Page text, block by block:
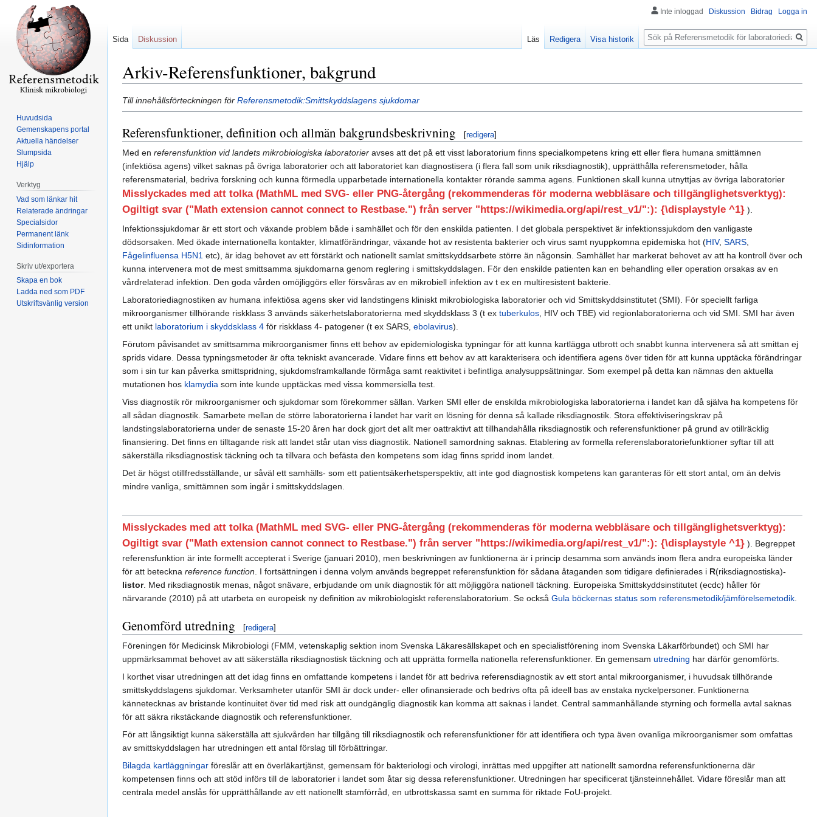
Arkiv-Referensfunktioner, bakgrund
Hoppa
till
navigering
Hoppa
till
sök
Till innehållsförteckningen för Referensmetodik:Smittskyddslagens sjukdomar
Referensfunktioner, definition och allmän bakgrundsbeskrivning [redigera]
Med en referensfunktion vid landets mikrobiologiska laboratorier avses att det på ett visst laboratorium finns specialkompetens kring ett eller flera humana smittämnen
(infektiösa agens) vilket saknas på övriga laboratorier och att laboratoriet kan diagnostisera (i flera fall som unik riksdiagnostik), upprätthålla referensmetoder, hålla
referensmaterial, bedriva forskning och kunna förmedla upparbetade internationella kontakter rörande samma agens. Funktionen skall kunna utnyttjas av övriga laboratorier
Misslyckades med att tolka (MathML med SVG- eller PNG-återgång (rekommenderas för moderna webbläsare och tillgänglighetsverktyg):
Ogiltigt svar ("Math extension cannot connect to Restbase.") från server "https://wikimedia.org/api/rest_v1/":): {\displaystyle ^1} ).
Infektionssjukdomar är ett stort och växande problem både i samhället och för den enskilda patienten. I det globala perspektivet är infektionssjukdom den vanligaste
dödsorsaken. Med ökade internationella kontakter, klimatförändringar, växande hot av resistenta bakterier och virus samt nyuppkomna epidemiska hot (HIV, SARS,
Fågelinfluensa H5N1 etc), är idag behovet av ett förstärkt och nationellt samlat smittskyddsarbete större än någonsin. Samhället har markerat behovet av att ha kontroll över och
kunna intervenera mot de mest smittsamma sjukdomarna genom reglering i smittskyddslagen. För den enskilde patienten kan en behandling eller operation orsakas av en
vårdrelaterad infektion. Den goda vården omöjliggörs eller försvåras av en mikrobiell infektion av t ex en multiresistent bakterie.
Laboratoriediagnostiken av humana infektiösa agens sker vid landstingens kliniskt mikrobiologiska laboratorier och vid Smittskyddsinstitutet (SMI). För speciellt farliga
mikroorganismer tillhörande riskklass 3 används säkerhetslaboratorierna med skyddsklass 3 (t ex tuberkulos, HIV och TBE) vid regionlaboratorierna och vid SMI. SMI har även
ett unikt laboratorium i skyddsklass 4 för riskklass 4- patogener (t ex SARS, ebolavirus).
Förutom påvisandet av smittsamma mikroorganismer finns ett behov av epidemiologiska typningar för att kunna kartlägga utbrott och snabbt kunna intervenera så att smittan ej
sprids vidare. Dessa typningsmetoder är ofta tekniskt avancerade. Vidare finns ett behov av att karakterisera och identifiera agens över tiden för att kunna upptäcka förändringar
som i sin tur kan påverka smittspridning, sjukdomsframkallande förmåga samt reaktivitet i befintliga analysuppsättningar. Som exempel på detta kan nämnas den aktuella
mutationen hos klamydia som inte kunde upptäckas med vissa kommersiella test.
Viss diagnostik rör mikroorganismer och sjukdomar som förekommer sällan. Varken SMI eller de enskilda mikrobiologiska laboratorierna i landet kan då själva ha kompetens för
all sådan diagnostik. Samarbete mellan de större laboratorierna i landet har varit en lösning för denna så kallade riksdiagnostik. Stora effektiviseringskrav på
landstingslaboratorierna under de senaste 15-20 åren har dock gjort det allt mer oattraktivt att tillhandahålla riksdiagnostik och referensfunktioner på grund av otillräcklig
finansiering. Det finns en tilltagande risk att landet står utan viss diagnostik. Nationell samordning saknas. Etablering av formella referenslaboratoriefunktioner syftar till att
säkerställa riksdiagnostisk täckning och ta tillvara och befästa den kompetens som idag finns spridd inom landet.
Det är högst otillfredsställande, ur såväl ett samhälls- som ett patientsäkerhetsperspektiv, att inte god diagnostisk kompetens kan garanteras för ett stort antal, om än delvis
mindre vanliga, smittämnen som ingår i smittskyddslagen.
Misslyckades med att tolka (MathML med SVG- eller PNG-återgång (rekommenderas för moderna webbläsare och tillgänglighetsverktyg):
Ogiltigt svar ("Math extension cannot connect to Restbase.") från server "https://wikimedia.org/api/rest_v1/":): {\displaystyle ^1} ). Begreppet
referensfunktion är inte formellt accepterat i Sverige (januari 2010), men beskrivningen av funktionerna är i princip desamma som används inom flera andra europeiska länder
för att beteckna reference function. I fortsättningen i denna volym används begreppet referensfunktion för sådana åtaganden som tidigare definierades i R(riksdiagnostiska)-
listor. Med riksdiagnostik menas, något snävare, erbjudande om unik diagnostik för att möjliggöra nationell täckning. Europeiska Smittskyddsinstitutet (ecdc) håller för
närvarande (2010) på att utarbeta en europeisk ny definition av mikrobiologiskt referenslaboratorium. Se också Gula böckernas status som referensmetodik/jämförelsemetodik.
Genomförd utredning [redigera]
Föreningen för Medicinsk Mikrobiologi (FMM, vetenskaplig sektion inom Svenska Läkaresällskapet och en specialistförening inom Svenska Läkarförbundet) och SMI har
uppmärksammat behovet av att säkerställa riksdiagnostisk täckning och att upprätta formella nationella referensfunktioner. En gemensam utredning har därför genomförts.
I korthet visar utredningen att det idag finns en omfattande kompetens i landet för att bedriva referensdiagnostik av ett stort antal mikroorganismer, i huvudsak tillhörande
smittskyddslagens sjukdomar. Verksamheter utanför SMI är dock under- eller ofinansierade och bedrivs ofta på ideell bas av enstaka nyckelpersoner. Funktionerna
kännetecknas av bristande kontinuitet över tid med risk att oundgänglig diagnostik kan komma att saknas i landet. Central sammanhållande styrning och formella avtal saknas
för att säkra rikstäckande diagnostik och referensfunktioner.
För att långsiktigt kunna säkerställa att sjukvården har tillgång till riksdiagnostik och referensfunktioner för att identifiera och typa även ovanliga mikroorganismer som omfattas
av smittskyddslagen har utredningen ett antal förslag till förbättringar.
Bilagda kartläggningar föreslår att en överläkartjänst, gemensam för bakteriologi och virologi, inrättas med uppgifter att nationellt samordna referensfunktionerna där
kompetensen finns och att stöd införs till de laboratorier i landet som åtar sig dessa referensfunktioner. Utredningen har specificerat tjänsteinnehållet. Vidare föreslår man att
centrala medel anslås för upprätthållande av ett nationellt stamförråd, en utbrottskassa samt en summa för riktade FoU-projekt.
Inte inloggad Diskussion Bidrag Logga in
Sida Diskussion Läs Redigera Visa historik
Sök
Huvudsida
Gemenskapens portal
Aktuella händelser
Slumpsida
Hjälp
Verktyg
Vad som länkar hit
Relaterade ändringar
Specialsidor
Permanent länk
Sidinformation
Skriv ut/exportera
Skapa en bok
Ladda ned som PDF
Utskriftsvänlig version